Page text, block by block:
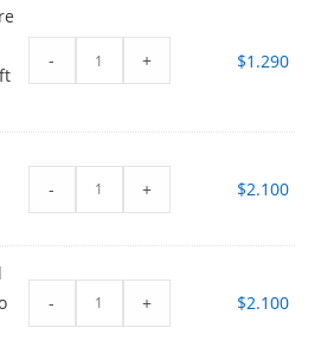
- + $1.290
- + $2.100
- + $2.100